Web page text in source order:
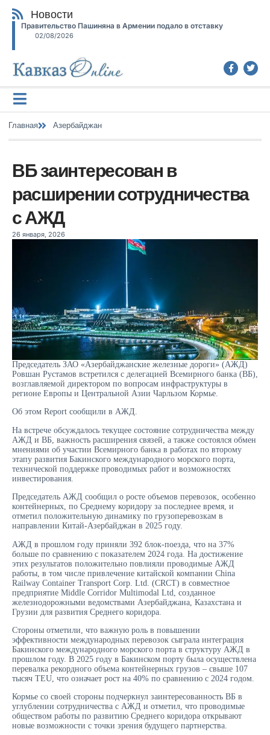
Новости
Правительство Пашиняна в Армении подало в отставку
02/08/2026
Главная Азербайджан
ВБ заинтересован в
расширении сотрудничества
с АЖД
26 января, 2026
Председатель ЗАО «Азербайджанские железные дороги» (АЖД)
Ровшан Рустамов встретился с делегацией Всемирного банка (ВБ),
возглавляемой директором по вопросам инфраструктуры в
регионе Европы и Центральной Азии Чарльзом Кормье.
Об этом Report сообщили в АЖД.
На встрече обсуждалось текущее состояние сотрудничества между
АЖД и ВБ, важность расширения связей, а также состоялся обмен
мнениями об участии Всемирного банка в работах по второму
этапу развития Бакинского международного морского порта,
технической поддержке проводимых работ и возможностях
инвестирования.
Председатель АЖД сообщил о росте объемов перевозок, особенно
контейнерных, по Среднему коридору за последнее время, и
отметил положительную динамику по грузоперевозкам в
направлении Китай-Азербайджан в 2025 году.
АЖД в прошлом году приняли 392 блок-поезда, что на 37%
больше по сравнению с показателем 2024 года. На достижение
этих результатов положительно повлияли проводимые АЖД
работы, в том числе привлечение китайской компании China
Railway Container Transport Corp. Ltd. (CRCT) в совместное
предприятие Middle Corridor Multimodal Ltd, созданное
железнодорожными ведомствами Азербайджана, Казахстана и
Грузии для развития Среднего коридора.
Стороны отметили, что важную роль в повышении
эффективности международных перевозок сыграла интеграция
Бакинского международного морского порта в структуру АЖД в
прошлом году. В 2025 году в Бакинском порту была осуществлена
перевалка рекордного объема контейнерных грузов – свыше 107
тысяч TEU, что означает рост на 40% по сравнению с 2024 годом.
Кормье со своей стороны подчеркнул заинтересованность ВБ в
углублении сотрудничества с АЖД и отметил, что проводимые
обществом работы по развитию Среднего коридора открывают
новые возможности с точки зрения будущего партнерства.